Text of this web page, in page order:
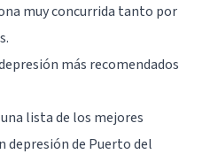
muy concurrida tanto por
más recomendados
lista de los mejores
depresión de Puerto del